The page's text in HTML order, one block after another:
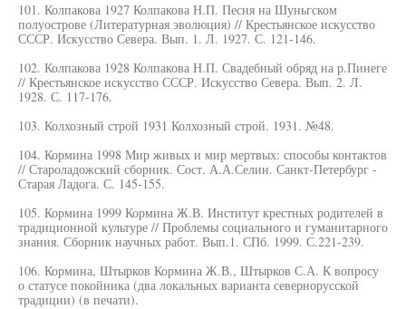
101. Колпакова 1927 Колпакова Н.П. Песня на Шуньгском
полуострове (Литературная эволюция) // Крестьянское искусство
СССР. Искусство Севера. Вып. 1. Л. 1927. С. 121-146.
102. Колпакова 1928 Колпакова Н.П. Свадебный обряд на р.Пинеге
// Крестьянское искусство СССР. Искусство Севера. Вып. 2. Л.
1928. С. 117-176.
103. Колхозный строй 1931 Колхозный строй. 1931. №48.
104. Кормина 1998 Мир живых и мир мертвых: способы контактов
// Староладожский сборник. Сост. А.А.Селин. Санкт-Петербург -
Старая Ладога. С. 145-155.
105. Кормина 1999 Кормина Ж.В. Институт крестных родителей в
традиционной культуре // Проблемы социального и гуманитарного
знания. Сборник научных работ. Вып.1. СПб. 1999. С.221-239.
106. Кормина, Штырков Кормина Ж.В., Штырков С.А. К вопросу
о статусе покойника (два локальных варианта севернорусской
традиции) (в печати).